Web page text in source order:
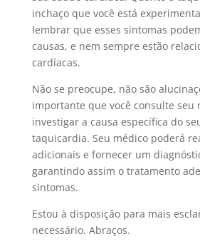
inchaço que você está
lembrar que esses sintomas
causas, e nem sempre estão
cardíacas.
Não se preocupe, não são
importante que você consulte seu
investigar a causa específica do
taquicardia. Seu médico poderá
adicionais e fornecer um
garantindo assim o tratamento
sintomas.
Estou à disposição para mais
necessário. Abraços.